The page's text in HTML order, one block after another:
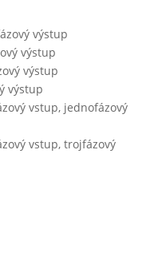
výstup
výstup
výstup
výstup
vstup, jednofázový
vstup, trojfázový